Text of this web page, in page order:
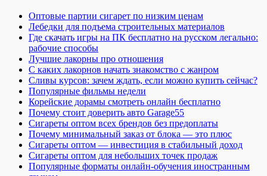
Оптовые партии сигарет по низким ценам
Лебедки для подъема строительных материалов
Где скачать игры на ПК бесплатно на русском легально:
рабочие способы
Лучшие лакорны про отношения
С каких лакорнов начать знакомство с жанром
Сливы курсов: зачем ждать, если можно купить сейчас?
Популярные фильмы недели
Корейские дорамы смотреть онлайн бесплатно
Почему стоит доверить авто Garage55
Сигареты оптом всех брендов без предоплаты
Почему минимальный заказ от блока — это плюс
Сигареты оптом — инвестиция в стабильный доход
Сигареты оптом для небольших точек продаж
Популярные форматы онлайн-обучения иностранным